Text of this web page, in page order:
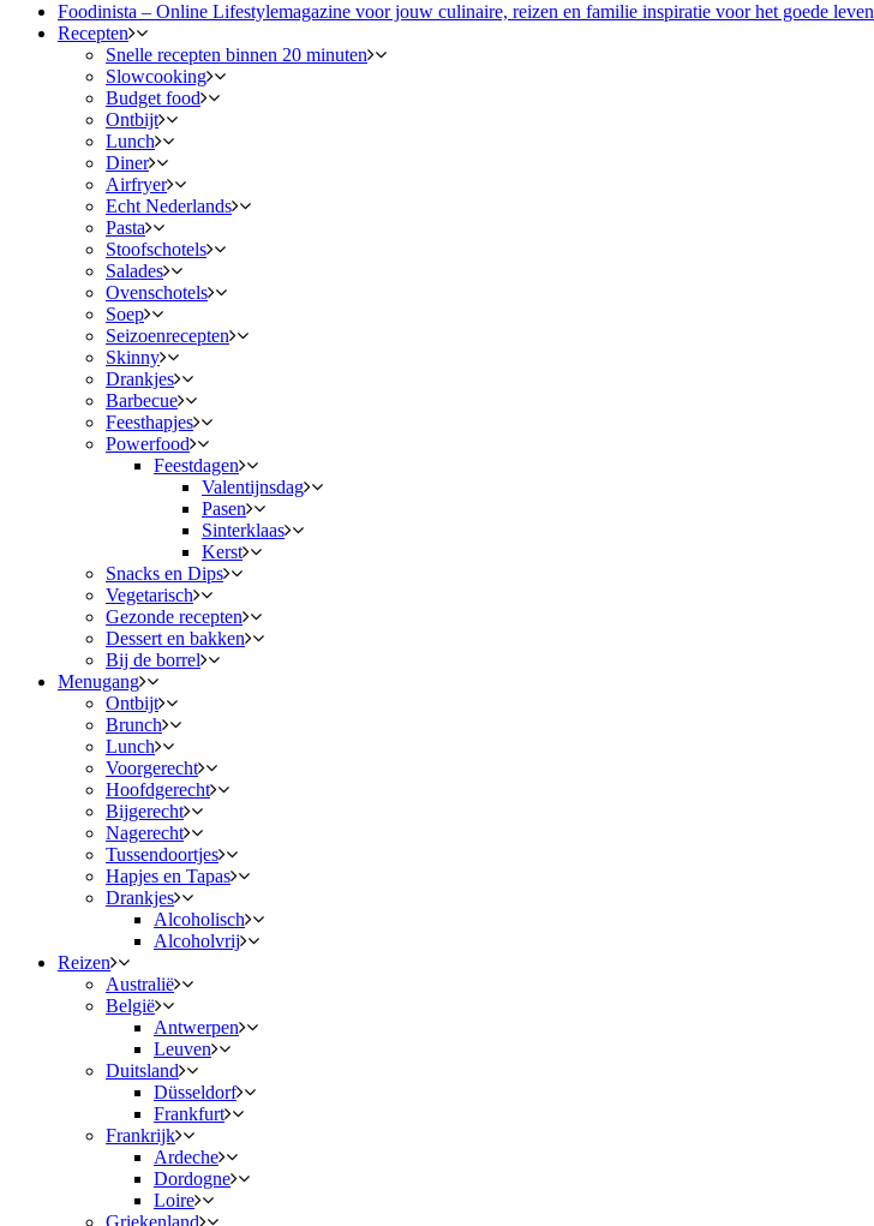
Foodinista – Online Lifestylemagazine voor jouw culinaire, reizen en familie inspiratie voor het goede leven
Recepten
Snelle recepten binnen 20 minuten
Slowcooking
Budget food
Ontbijt
Lunch
Diner
Airfryer
Echt Nederlands
Pasta
Stoofschotels
Salades
Ovenschotels
Soep
Seizoenrecepten
Skinny
Drankjes
Barbecue
Feesthapjes
Powerfood
Feestdagen
Valentijnsdag
Pasen
Sinterklaas
Kerst
Snacks en Dips
Vegetarisch
Gezonde recepten
Dessert en bakken
Bij de borrel
Menugang
Ontbijt
Brunch
Lunch
Voorgerecht
Hoofdgerecht
Bijgerecht
Nagerecht
Tussendoortjes
Hapjes en Tapas
Drankjes
Alcoholisch
Alcoholvrij
Reizen
Australië
België
Antwerpen
Leuven
Duitsland
Düsseldorf
Frankfurt
Frankrijk
Ardeche
Dordogne
Loire